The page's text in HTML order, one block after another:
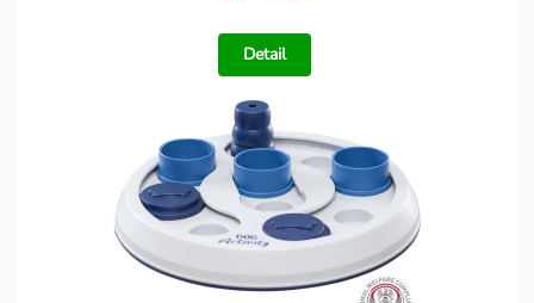
Detail